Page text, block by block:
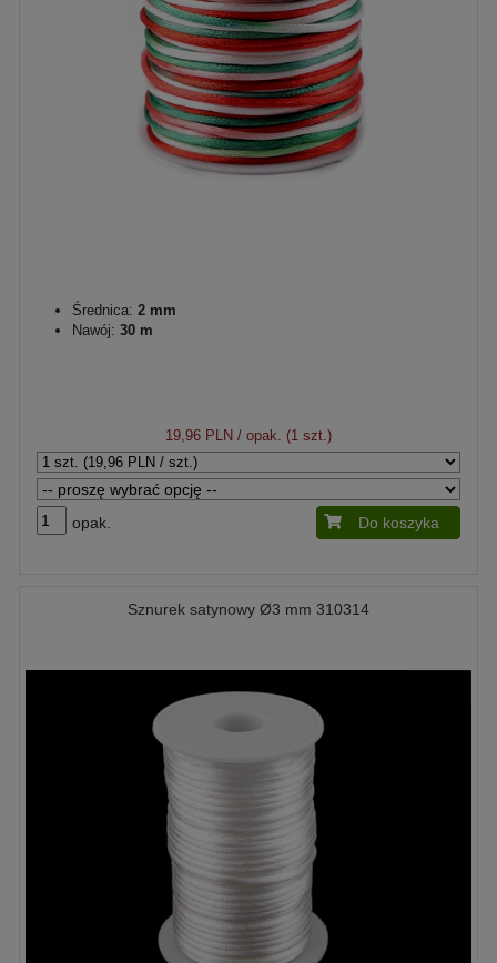
Średnica: 2 mm
Nawój: 30 m
19,96 PLN / opak. (1 szt.)
opak. Do koszyka
Sznurek satynowy Ø3 mm 310314